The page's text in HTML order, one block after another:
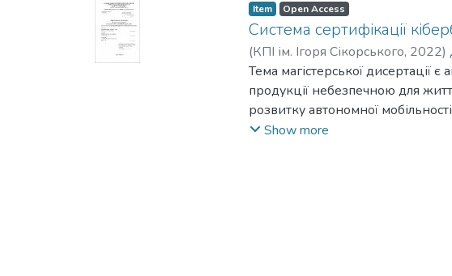
Item Open Access
Система сертифікації
(КПІ ім. Ігоря Сікорського, 2022)
Тема магістерської дисертації є
продукції небезпечною для
розвитку автономної
та до навколишньої
У дисертації була
Show more